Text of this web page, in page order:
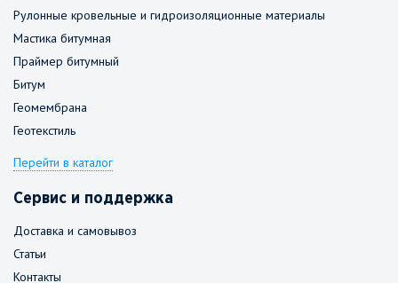
Рулонные кровельные и гидроизоляционные материалы
Мастика битумная
Праймер битумный
Битум
Геомембрана
Геотекстиль
Перейти в каталог
Сервис и поддержка
Доставка и самовывоз
Статьи
Контакты